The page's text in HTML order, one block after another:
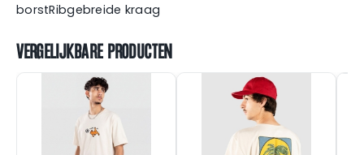
borstRibgebreide kraag
VERGELIJKBARE PRODUCTEN